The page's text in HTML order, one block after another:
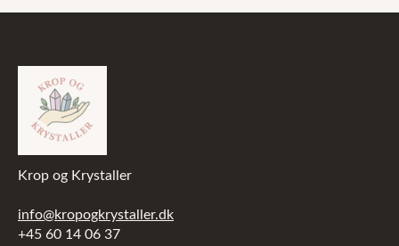
Krop og Krystaller
info@kropogkrystaller.dk
+45 60 14 06 37